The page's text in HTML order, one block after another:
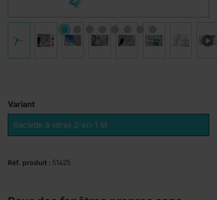
Variant
Raclette à vitres 2-en-1 M
Réf. produit : 51425